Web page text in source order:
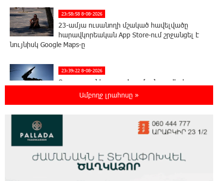
23:58:58 8-08-2026
23-ամյա ուսանողի մշակած հավելվածը
հարավկորեական App Store-ում շրջանցել է
նույնիսկ Google Maps-ը
23:39:22 8-08-2026
Ռուսաստանի տարածքում ոչնչացվել է
ուկրաինական 360 անօդաչու թռչող սարք
Օգոստոսի 10-ին, 11-ին, 12-ին, 13-ին, 14-ին,
հասցեներում լույս չի լինելու
Ամբողջ լրահոսը »